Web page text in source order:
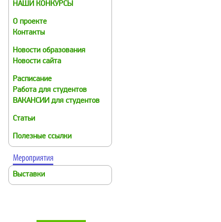
НАШИ КОНКУРСЫ
О проекте
Контакты
Новости образования
Новости сайта
Расписание
Работа для студентов
ВАКАНСИИ для студентов
Статьи
Полезные ссылки
Выставки